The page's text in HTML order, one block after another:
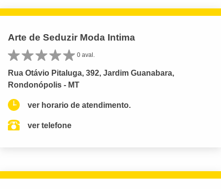
Arte de Seduzir Moda Intima
0 aval.
Rua Otávio Pitaluga, 392, Jardim Guanabara,
Rondonópolis - MT
ver horario de atendimento.
ver telefone